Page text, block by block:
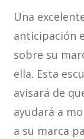
Una
anticipación
sobre su
ella. Esta
avisará de
ayudará a
a su marca